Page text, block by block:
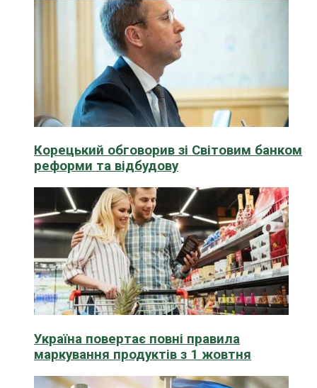
Корецький обговорив зі Світовим банком
реформи та відбудову
Україна повертає повні правила
маркування продуктів з 1 жовтня